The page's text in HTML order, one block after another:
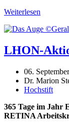
Weiterlesen
LHON-
06.
Dr. Marion
Hochstift
365 Tage im Jahr
RETINA